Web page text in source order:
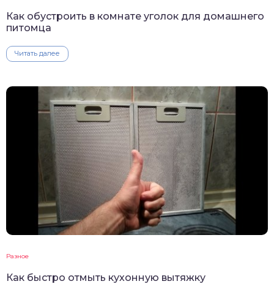
Как обустроить в комнате уголок для домашнего
питомца
Читать далее
Разное
Как быстро отмыть кухонную вытяжку